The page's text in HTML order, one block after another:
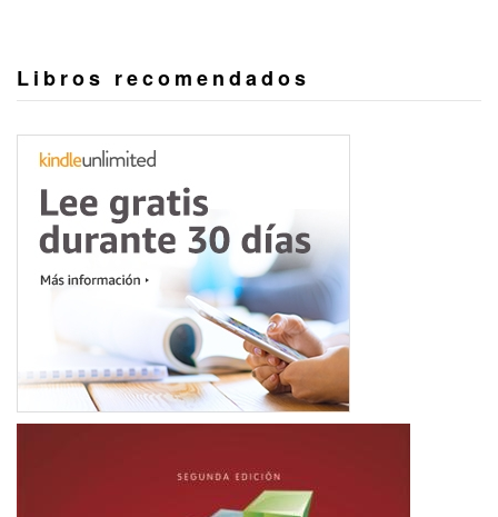
Libros recomendados